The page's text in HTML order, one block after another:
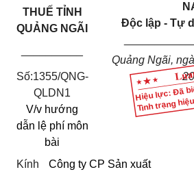
Hiệu lực: Đã
Tình trạng
THUẾ TỈNH
QUẢNG NGÃI
Số:1355/QNG-
QLDN1
V/v hướng
dẫn lệ phí môn
bài
Độc lập - Tự
Quảng Ngãi,
Kính
Công ty CP Sản xuất